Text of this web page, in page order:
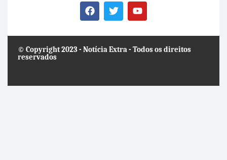
© Copyright 2023 - Notícia Extra - Todos os direitos
reservados